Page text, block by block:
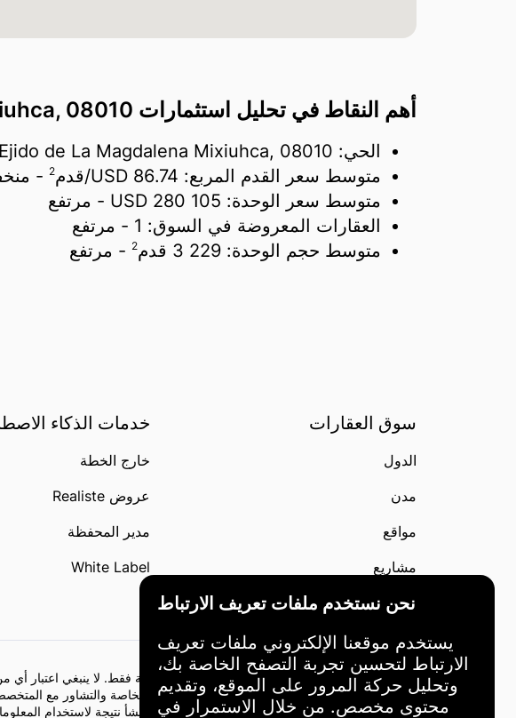
نحن نستخدم ملفات تعريف الارتباط
يستخدم موقعنا الإلكتروني ملفات تعريف
الارتباط لتحسين تجربة التصفح الخاصة بك،
وتحليل حركة المرور على الموقع، وتقديم
محتوى مخصص. من خلال الاستمرار في
أهم النقاط في تحليل استثمارات Colonia, Ex-Ejido de La Magdalena Mixiuhca, 08010
الحي: Colonia, Ex-Ejido de La Magdalena Mixiuhca, 08010
متوسط سعر القدم المربع: 86.74 USD/ قدم2
-
متوسط سعر الوحدة: 280 105 USD
- مرتفع
العقارات المعروضة في السوق: 1 - مرتفع
متوسط حجم الوحدة: 3 229 قدم 2 - مرتفع
سوق العقارات
الدول
مدن
مواقع
مشاريع
مطوّرين
خدمات الذكاء
خارج الخطة
عروض Realiste
مدير المحفظة
White Label
المعلومات المقدمة على هذا الموقع هي لأغراض إعلامية فقط. لا ينبغي اعتبار
ويجب أن تستند جميع قرارات الاستثمار إلى اعتباراتك الخاصة والتشاور مع
إدارة هذا الموقع غير مسؤولة عن أي خسائر أو أضرار تنشأ نتيجة لاستخدام